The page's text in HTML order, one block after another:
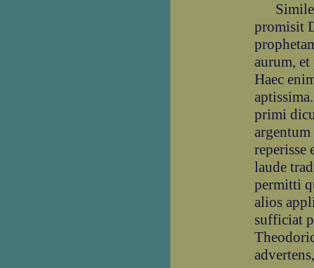
promisit
aurum,
Haec
primi
reperisse
laude
permitti
alios
sufficiat